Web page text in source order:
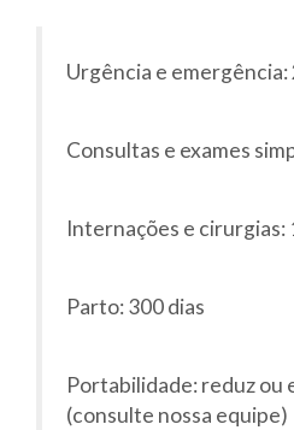
Urgência e emergência:
Consultas e exames
Internações e cirurgias:
Parto: 300 dias
Portabilidade: reduz ou
(consulte nossa equipe)